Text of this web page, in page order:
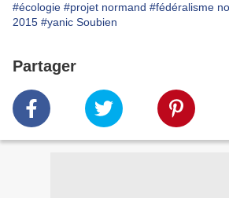
#écologie #projet normand #fédéralisme
2015 #yanic Soubien
Partager